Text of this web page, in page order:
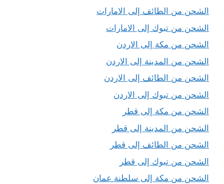
الشحن من الطائف إلى الامارات
الشحن من تبوك إلى الامارات
الشحن من مكة إلى الاردن
الشحن من المدينة إلى الاردن
الشحن من الطائف إلى الاردن
الشحن من تبوك إلى الاردن
الشحن من مكة إلى قطر
الشحن من المدينة إلى قطر
الشحن من الطائف إلى قطر
الشحن من تبوك إلى قطر
الشحن من مكة إلى سلطنة عمان